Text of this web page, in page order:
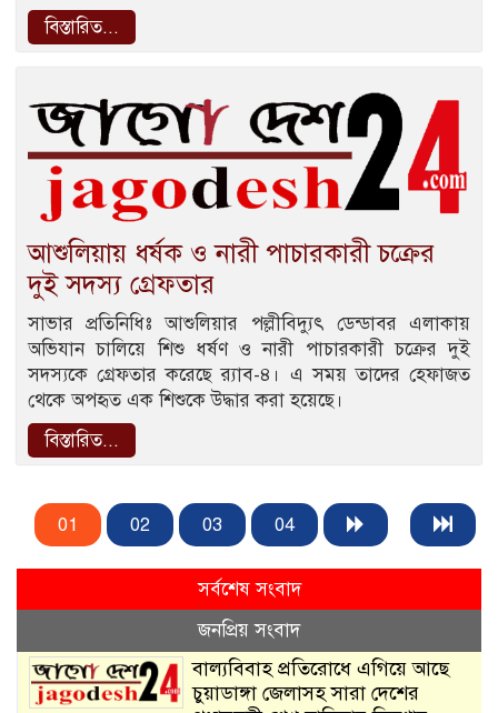
বিস্তারিত...
আশুলিয়ায় ধর্ষক ও নারী পাচারকারী চক্রের
দুই সদস্য গ্রেফতার
সাভার প্রতিনিধিঃ আশুলিয়ার পল্লীবিদ্যুৎ ডেন্ডাবর এলাকায়
অভিযান চালিয়ে শিশু ধর্ষণ ও নারী পাচারকারী চক্রের দুই
সদস্যকে গ্রেফতার করেছে র‌্যাব-৪। এ সময় তাদের হেফাজত
থেকে অপহৃত এক শিশুকে উদ্ধার করা হয়েছে।
বিস্তারিত...
01 02 03 04
সর্বশেষ সংবাদ
জনপ্রিয় সংবাদ
বাল্যবিবাহ প্রতিরোধে এগিয়ে আছে
চুয়াডাঙ্গা জেলাসহ সারা দেশের